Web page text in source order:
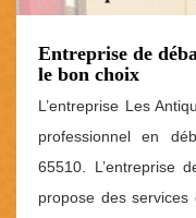
Entreprise de
le bon choix
L’entreprise Les
professionnel en
65510. L’entreprise
propose des